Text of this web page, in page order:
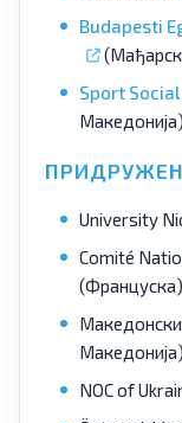
Budapesti
Sport
Македонија)
University
Comité
(Француска)
Македонски
Македонија)
NOC of